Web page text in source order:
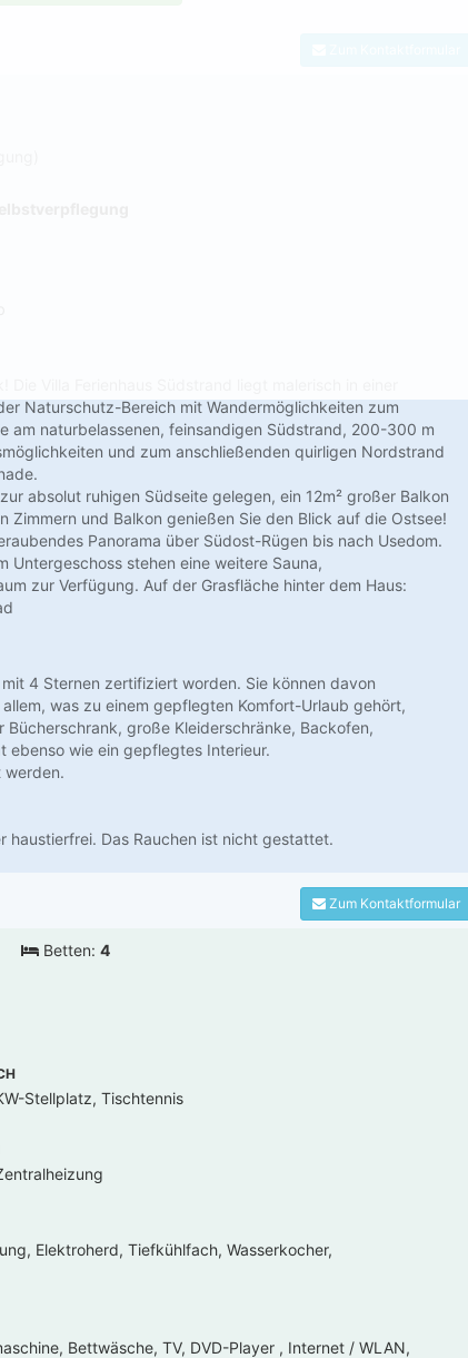
Naturschutz-Bereich mit Wandermöglichkeiten zum
am naturbelassenen, feinsandigen Südstrand, 200-300 m
und zum anschließenden quirligen Nordstrand
absolut ruhigen Südseite gelegen, ein 12m² großer Balkon
Zimmern und Balkon genießen Sie den Blick auf die Ostsee!
Panorama über Südost-Rügen bis nach Usedom.
Untergeschoss stehen eine weitere Sauna,
zur Verfügung. Auf der Grasfläche hinter dem Haus:
4 Sternen zertifiziert worden. Sie können davon
was zu einem gepflegten Komfort-Urlaub gehört,
große Kleiderschränke, Backofen,
ebenso wie ein gepflegtes Interieur.
werden.
haustierfrei. Das Rauchen ist nicht gestattet.
Zum Kontaktformular
Betten: 4
Stellplatz, Tischtennis
Elektroherd, Tiefkühlfach, Wasserkocher,
Bettwäsche, TV, DVD-Player , Internet / WLAN,